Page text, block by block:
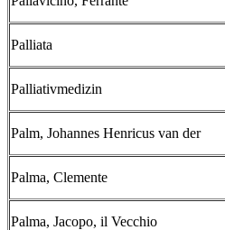
Palliata
Palliativmedizin
Palm, Johannes Henricus van der
Palma, Clemente
Palma, Jacopo, il Vecchio